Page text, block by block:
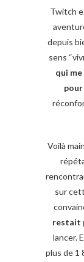
Twitch
depuis
sens
qui
pour
Voilà
sur
restait
lancer.
plus de 1